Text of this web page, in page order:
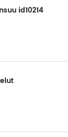
id10214